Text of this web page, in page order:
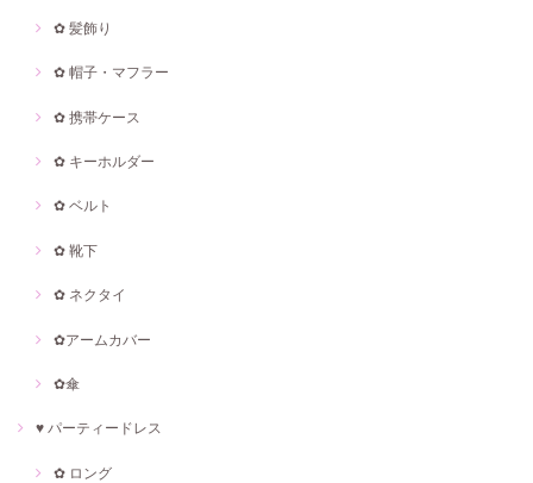
✿ 髪飾り
✿ 帽子・マフラー
✿ 携帯ケース
✿ キーホルダー
✿ ベルト
✿ 靴下
✿ ネクタイ
✿アームカバー
✿傘
♥ パーティードレス
✿ ロング